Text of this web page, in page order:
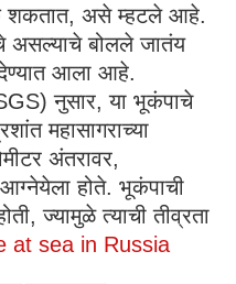
शकतात, असे म्हटले आहे.
असल्याचे बोलले जातंय
देण्यात आला आहे.
नुसार, या भूकंपाचे
महासागराच्या
अंतरावर,
होते. भूकंपाची
ज्यामुळे त्याची तीव्रता
at sea in Russia